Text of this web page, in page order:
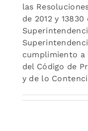
las
de 2012 y
cumplimiento a
del Código de
y de lo